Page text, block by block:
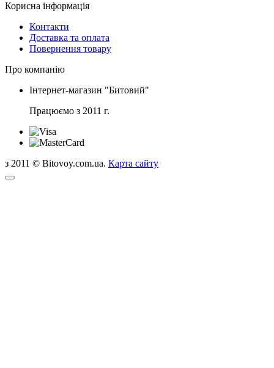
Корисна інформація
Контакти
Доставка та оплата
Повернення товару
Про компанію
Інтернет-магазин "Битовий"
Працюємо з 2011 г.
з 2011 © Bitovoy.com.ua. Карта сайту